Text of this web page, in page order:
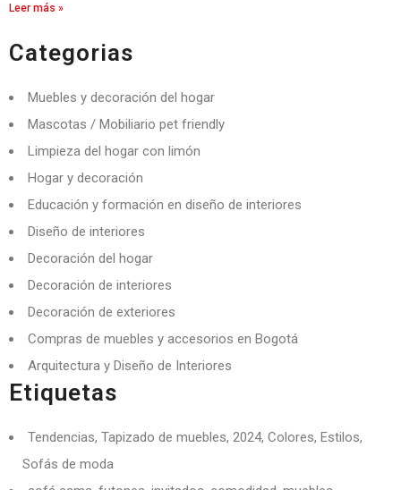
Leer más »
Categorias
Muebles y decoración del hogar
Mascotas / Mobiliario pet friendly
Limpieza del hogar con limón
Hogar y decoración
Educación y formación en diseño de interiores
Diseño de interiores
Decoración del hogar
Decoración de interiores
Decoración de exteriores
Compras de muebles y accesorios en Bogotá
Arquitectura y Diseño de Interiores
Etiquetas
Tendencias, Tapizado de muebles, 2024, Colores, Estilos,
Sofás de moda